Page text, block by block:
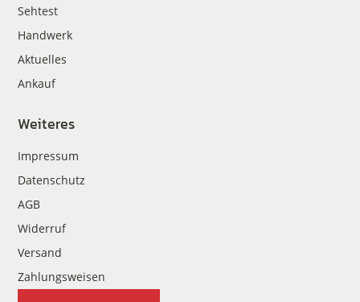
Sehtest
Handwerk
Aktuelles
Ankauf
Weiteres
Impressum
Datenschutz
AGB
Widerruf
Versand
Zahlungsweisen